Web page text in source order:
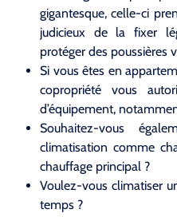
gigantesque, celle-ci
judicieux de la fixer
protéger des poussières
Si vous êtes en
copropriété vous
d’équipement,
Souhaitez-vous
climatisation comme
chauffage principal ?
Voulez-vous climatiser
temps ?